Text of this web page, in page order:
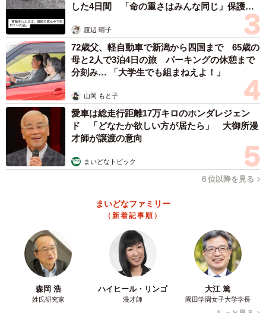
した4日間 「命の重さはみんな同じ」保護団
渡辺 晴子
72歳父、軽自動車で新潟から四国まで 65歳の
母と2人で3泊4日の旅 パーキングの休憩まで
分刻み… 「大学生でも組まねえよ！」
山岡 もと子
愛車は総走行距離17万キロのホンダレジェン
ド 「どなたか欲しい方が居たら」 大御所漫
才師が譲渡の意向
まいどなトピック
６位以降を見る
まいどなファミリー
（新着記事順）
森岡 浩
姓氏研究家
ハイヒール・リンゴ
漫才師
大江 篤
園田学園女子大学学長